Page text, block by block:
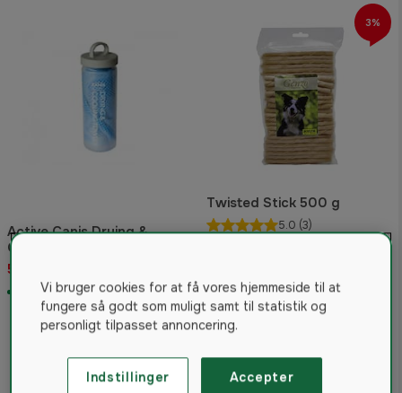
Active Canis Drying &
Cooling Towel 85x33cm
50 kr
På lager
Twisted Stick 500 g
5.0 (3)
På lager
3%
12%
Vi bruger cookies for at få vores hjemmeside til at
fungere så godt som muligt samt til statistik og
personligt tilpasset annoncering.
Indstillinger Accepter